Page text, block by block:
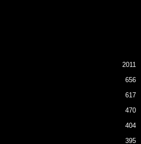
2011
656
617
470
404
395